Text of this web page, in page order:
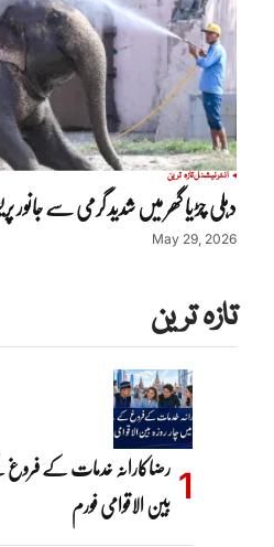
انٹرنیشنلتازہ ترین
دہلی چڑیا گھر میں شدید گرمی سے جانور
May 29, 2026
تازہ ترین
رضاکارانہ خدمات کے فروغ
بین الاقوامی فورم